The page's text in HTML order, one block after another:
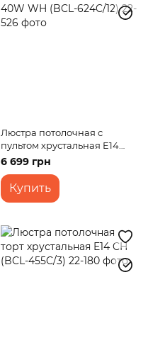
Люстра потолочная с
пультом хрустальная E14
40W WH (BCL-624C/12)
6 699 грн
Купить